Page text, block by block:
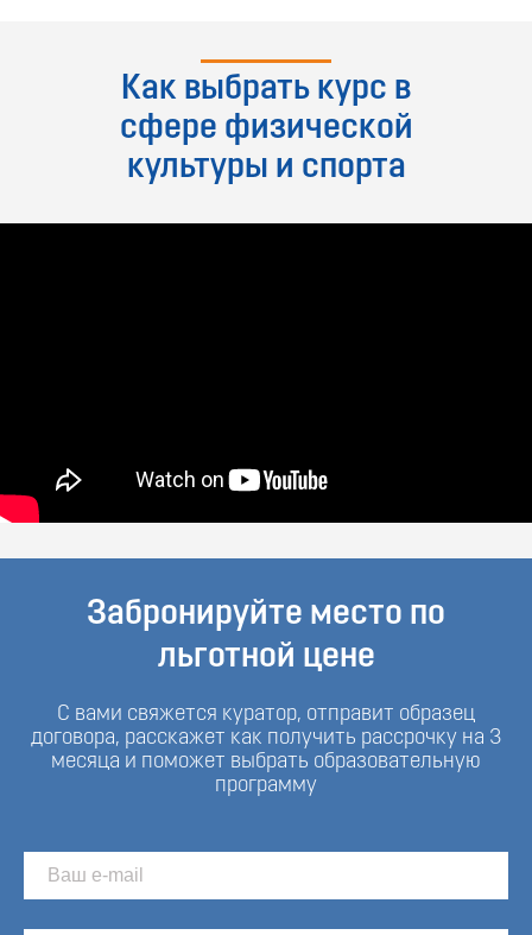
Как выбрать курс в
сфере физической
культуры и спорта
Забронируйте место по
льготной цене
С вами свяжется куратор, отправит образец
договора, расскажет как получить рассрочку на 3
месяца и поможет выбрать образовательную
программу